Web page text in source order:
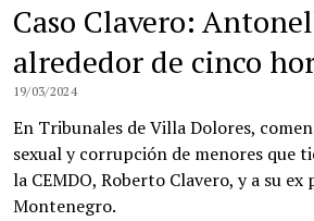
Caso Clavero:
alrededor de cinco
19/03/2024
En Tribunales de Villa Dolores,
sexual y corrupción de menores que
la CEMDO, Roberto Clavero, y a su
Montenegro.